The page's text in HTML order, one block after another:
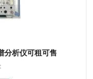
分析仪可租可售